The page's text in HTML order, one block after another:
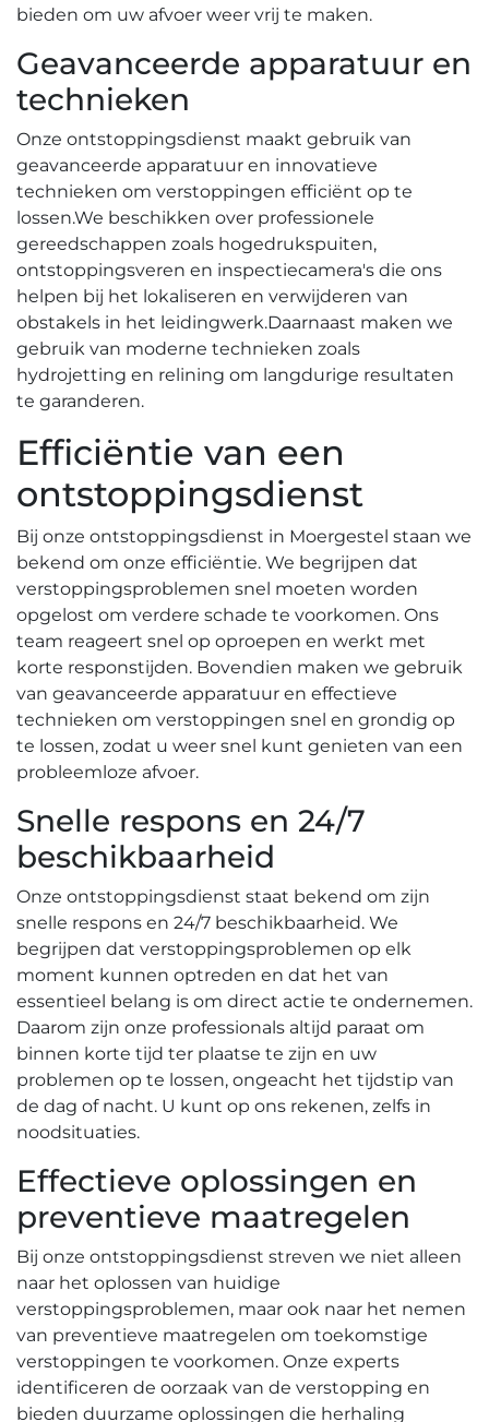
bieden om uw afvoer weer vrij te maken.​
Geavanceerde apparatuur en
technieken
Onze ontstoppingsdienst maakt gebruik van
geavanceerde apparatuur en innovatieve
technieken om verstoppingen efficiënt op te
lossen.​ We beschikken over professionele
gereedschappen zoals hogedrukspuiten,
ontstoppingsveren en inspectiecamera's die ons
helpen bij het lokaliseren en verwijderen van
obstakels in het leidingwerk.​ Daarnaast maken we
gebruik van moderne technieken zoals
hydrojetting en relining om langdurige resultaten
te garanderen.​
Efficiëntie van een
ontstoppingsdienst
Bij onze ontstoppingsdienst in Moergestel staan we
bekend om onze efficiëntie.​ We begrijpen dat
verstoppingsproblemen snel moeten worden
opgelost om verdere schade te voorkomen. Ons
team reageert snel op oproepen en werkt met
korte responstijden.​ Bovendien maken we gebruik
van geavanceerde apparatuur en effectieve
technieken om verstoppingen snel en grondig op
te lossen, zodat u weer snel kunt genieten van een
probleemloze afvoer.​
Snelle respons en 24/7
beschikbaarheid
Onze ontstoppingsdienst staat bekend om zijn
snelle respons en 24/7 beschikbaarheid.​ We
begrijpen dat verstoppingsproblemen op elk
moment kunnen optreden en dat het van
essentieel belang is om direct actie te ondernemen.
Daarom zijn onze professionals altijd paraat om
binnen korte tijd ter plaatse te zijn en uw
problemen op te lossen, ongeacht het tijdstip van
de dag of nacht.​ U kunt op ons rekenen, zelfs in
noodsituaties.​
Effectieve oplossingen en
preventieve maatregelen
Bij onze ontstoppingsdienst streven we niet alleen
naar het oplossen van huidige
verstoppingsproblemen, maar ook naar het nemen
van preventieve maatregelen om toekomstige
verstoppingen te voorkomen. Onze experts
identificeren de oorzaak van de verstopping en
bieden duurzame oplossingen die herhaling